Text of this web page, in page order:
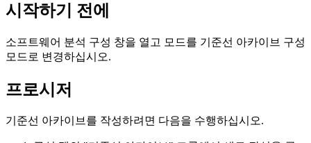
시작하기 전에
소프트웨어 분석 구성 창을 열고 모드를 기준선 아카이브 구성
모드로 변경하십시오.
프로시저
기준선 아카이브를 작성하려면 다음을 수행하십시오.